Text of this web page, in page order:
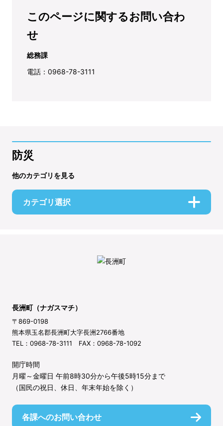
このページに関するお問い合わ
せ
総務課
電話：0968-78-3111
防災
他のカテゴリを見る
カテゴリ選択
長洲町（ナガスマチ）
〒869-0198
熊本県玉名郡長洲町大字長洲2766番地
TEL：0968-78-3111 FAX：0968-78-1092
開庁時間
月曜～金曜日 午前8時30分から午後5時15分まで
（国民の祝日、休日、年末年始を除く）
各課へのお問い合わせ